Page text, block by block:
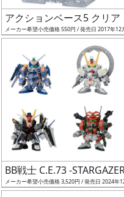
日
発
売
Web
プッ
通知
対象
ギ
ャ
ラ
アクションベース5 クリア
メーカー希望小売価格 550円 / 発売日 2017年12
BB戦士 C.E.73 -
メーカー希望小売価格 3,520円 / 発売日 2024年